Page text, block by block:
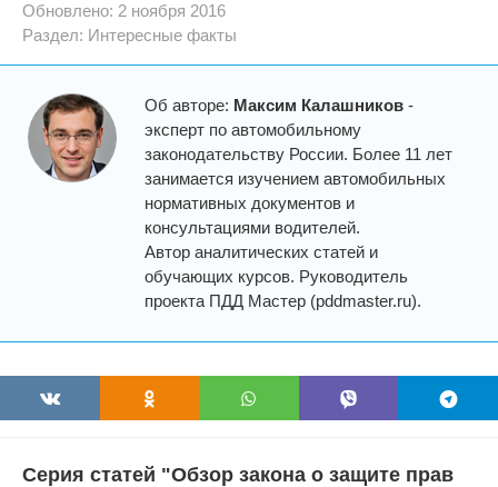
Обновлено: 2 ноября 2016
Раздел: Интересные факты
Об авторе: Максим Калашников -
эксперт по автомобильному
законодательству России. Более 11 лет
занимается изучением автомобильных
нормативных документов и
консультациями водителей.
Автор аналитических статей и
обучающих курсов. Руководитель
проекта ПДД Мастер (pddmaster.ru).
Серия статей "Обзор закона о защите прав